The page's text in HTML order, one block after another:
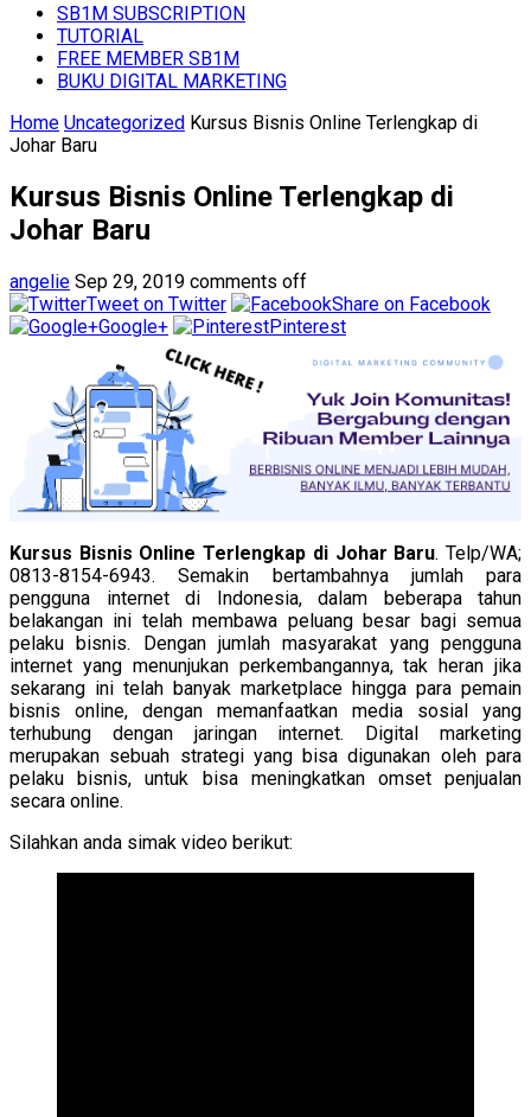
SB1M SUBSCRIPTION
TUTORIAL
FREE MEMBER SB1M
BUKU DIGITAL MARKETING
Home Uncategorized Kursus Bisnis Online Terlengkap di
Johar Baru
Kursus Bisnis Online Terlengkap di
Johar Baru
angelie Sep 29, 2019 comments off
Tweet on Twitter
Share on Facebook
Google+
Pinterest
Kursus Bisnis Online Terlengkap di Johar Baru. Telp/WA;
0813-8154-6943. Semakin bertambahnya jumlah para
pengguna internet di Indonesia, dalam beberapa tahun
belakangan ini telah membawa peluang besar bagi semua
pelaku bisnis. Dengan jumlah masyarakat yang pengguna
internet yang menunjukan perkembangannya, tak heran jika
sekarang ini telah banyak marketplace hingga para pemain
bisnis online, dengan memanfaatkan media sosial yang
terhubung dengan jaringan internet. Digital marketing
merupakan sebuah strategi yang bisa digunakan oleh para
pelaku bisnis, untuk bisa meningkatkan omset penjualan
secara online.
Silahkan anda simak video berikut: